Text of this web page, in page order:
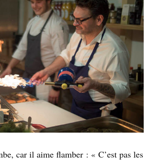
car il aime flamber : « C’est pas les